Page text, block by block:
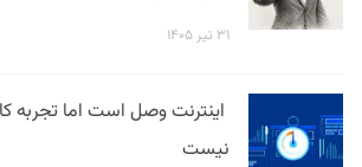
۳۱ تیر ۱۴۰۵
اینترنت وصل است اما تجربه
نیست